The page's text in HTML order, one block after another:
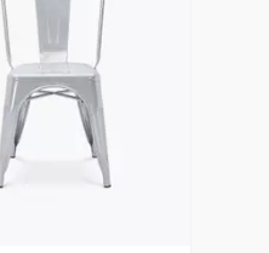
Vista Previa